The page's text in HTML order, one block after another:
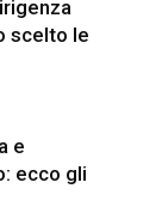
scelto le
e
ecco gli